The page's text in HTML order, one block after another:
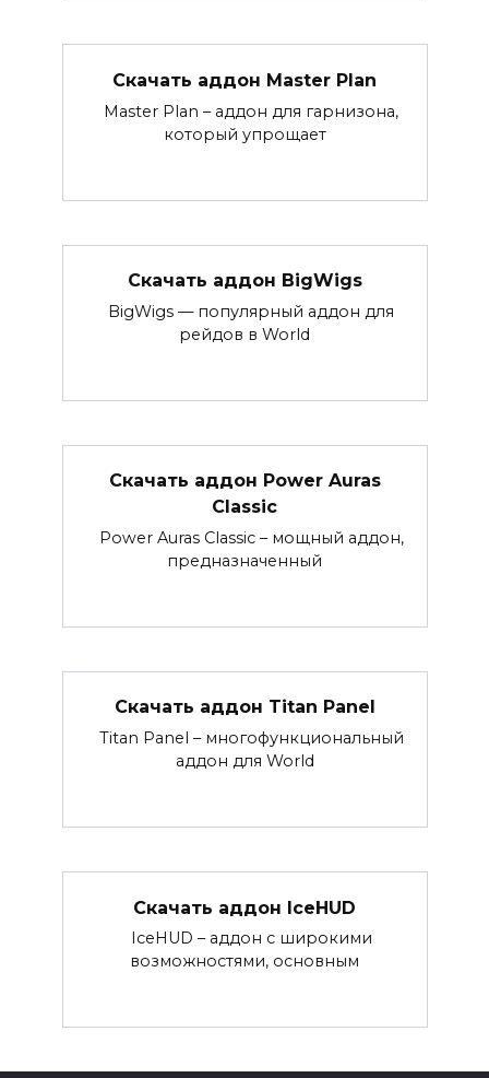
Скачать аддон Master Plan
Master Plan – аддон для гарнизона,
который упрощает
Скачать аддон BigWigs
BigWigs — популярный аддон для
рейдов в World
Скачать аддон Power Auras
Classic
Power Auras Classic – мощный аддон,
предназначенный
Скачать аддон Titan Panel
Titan Panel – многофункциональный
аддон для World
Скачать аддон IceHUD
IceHUD – аддон с широкими
возможностями, основным